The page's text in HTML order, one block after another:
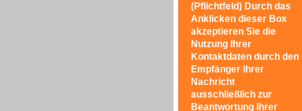
(Pflichtfeld) Durch das
Anklicken dieser Box
akzeptieren Sie die
Nutzung Ihrer
Kontaktdaten durch den
Empfänger Ihrer
Nachricht
ausschließlich zur
Beantwortung Ihrer